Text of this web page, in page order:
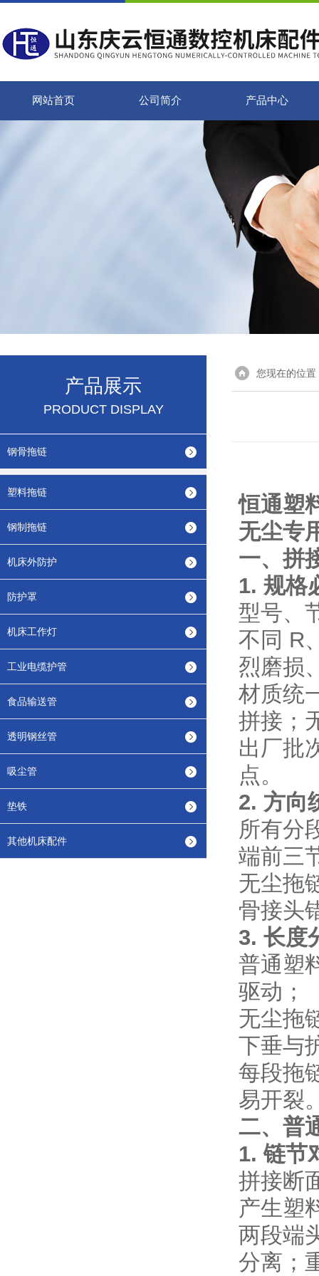
网站首页 公司简介 产品中心
产品展示
PRODUCT DISPLAY
钢骨拖链
塑料拖链
钢制拖链
机床外防护
防护罩
机床工作灯
工业电缆护管
食品输送管
透明钢丝管
吸尘管
垫铁
其他机床配件
您现在的位置
恒通塑
无尘专
一、拼
1. 规格
型号、
不同 R
烈磨损
材质统
拼接；
出厂批
点。
2. 方向
所有分
端前三
无尘拖
骨接头
3. 长度
普通塑
驱动；
无尘拖
下垂与
每段拖
易开裂
二、普
1. 链节
拼接断
产生塑
两段端
分离；